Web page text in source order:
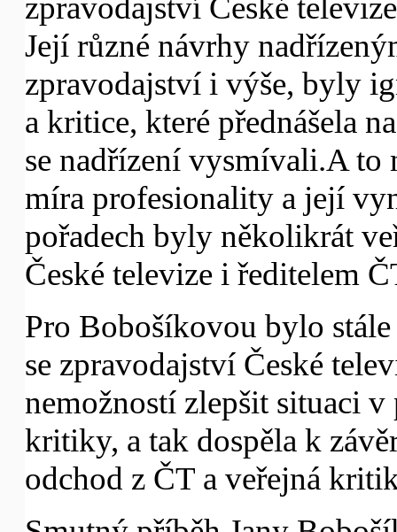
zpravodajství České
Její různé návrhy
zpravodajství i výše, byly
a kritice, které přednášela
se nadřízení vysmívali.A to
míra profesionality a její
pořadech byly několikrát
České televize i ředitelem
Pro Bobošíkovou bylo
se zpravodajství České
nemožností zlepšit situaci
kritiky, a tak dospěla k
odchod z ČT a veřejná